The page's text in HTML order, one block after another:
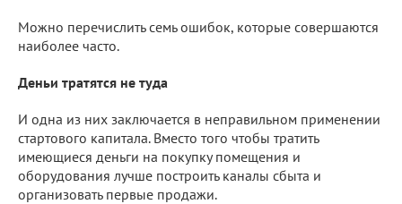
Можно перечислить семь ошибок, которые совершаются
наиболее часто.
Деньи тратятся не туда
И одна из них заключается в неправильном применении
стартового капитала. Вместо того чтобы тратить
имеющиеся деньги на покупку помещения и
оборудования лучше построить каналы сбыта и
организовать первые продажи.